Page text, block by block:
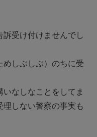
受け付けませんでし
めしぶしぶ）のちに受
なしなことをしてま
しない警察の事実も